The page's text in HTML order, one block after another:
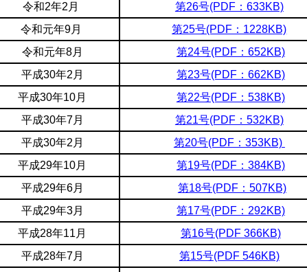
令和2年2月
第26号(PDF：633KB)
令和元年9月
第25号(PDF：1228KB)
令和元年8月
第24号(PDF：652KB)
平成30年2月
第23号(PDF：662KB)
平成30年10月
第22号(PDF：538KB)
平成30年7月
第21号(PDF：532KB)
平成30年2月
第20号(PDF：353KB)
平成29年10月
第19号(PDF：384KB)
平成29年6月
第18号(PDF：507KB)
平成29年3月
第17号(PDF：292KB)
平成28年11月
第16号(PDF 366KB)
平成28年7月
第15号(PDF 546KB)